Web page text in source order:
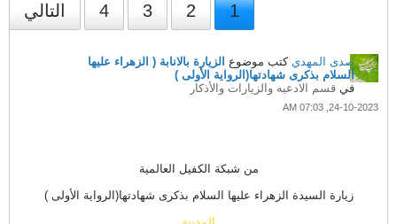
1
2
3
4 التالي
صدى المهدي كتب موضوع الزيارة بالانابة ( الزهراء عليها
السلام بذكرى شهادتها(الرواية الأولى )
في قسم الادعيه والزيارات والأذكار
24-10-2023, 07:03 AM
من شبكة الكفيل العالمية
زيارة السيدة الزهراء عليها السلام بذكرى شهادتها(الرواية الأولى )